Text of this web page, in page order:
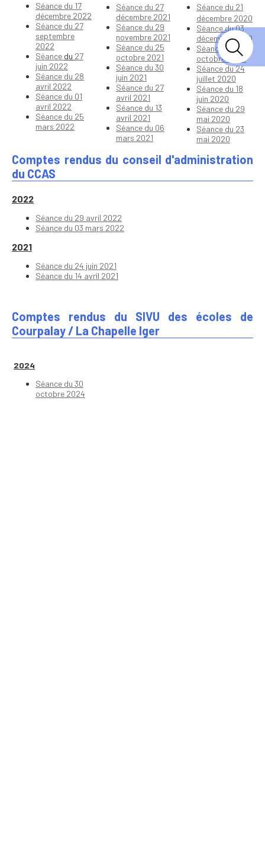
Séance du 17
décembre 2022
Séance du 27
septembre
2022
Séance du 27
juin 2022
Séance du 28
avril 2022
Séance du 01
avril 2022
Séance du 25
mars 2022
Séance du 27
décembre 2021
Séance du 29
novembre 2021
Séance du 25
octobre 2021
Séance du 30
juin 2021
Séance du 27
avril 2021
Séance du 13
avril 2021
Séance du 06
mars 2021
Séance du 21
décembre 2020
Séance du 03
décembre 2020
Séance du 22
octobre 2020
Séance du 24
juillet 2020
Séance du 18
juin 2020
Séance du 29
mai 2020
Séance du 23
mai 2020
Comptes rendus du conseil d'administration
du CCAS
2022
Séance du 29 avril 2022
Séance du 03 mars 2022
2021
Séance du 24 juin 2021
Séance du 14 avril 2021
Comptes rendus du SIVU des écoles de
Courpalay / La Chapelle Iger
2024
Séance du 30
octobre 2024